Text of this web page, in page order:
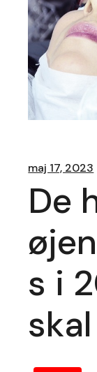
maj 17, 2023
De
s i